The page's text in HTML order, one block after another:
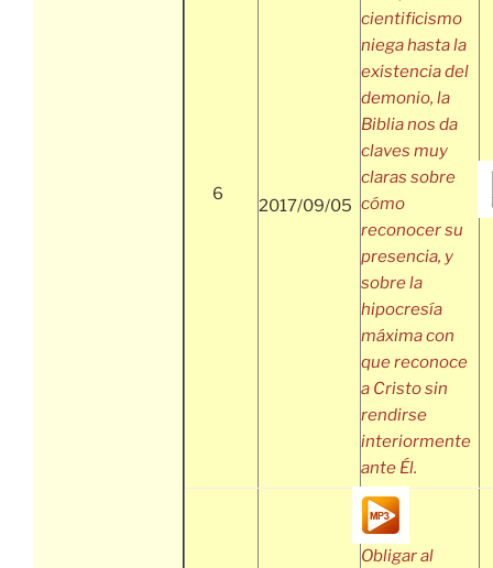
6
2017/09/05
cientificismo
niega hasta la
existencia del
demonio, la
Biblia nos da
claves muy
claras sobre
cómo
reconocer su
presencia, y
sobre la
hipocresía
máxima con
que reconoce
a Cristo sin
rendirse
interiormente
ante Él.
Obligar al